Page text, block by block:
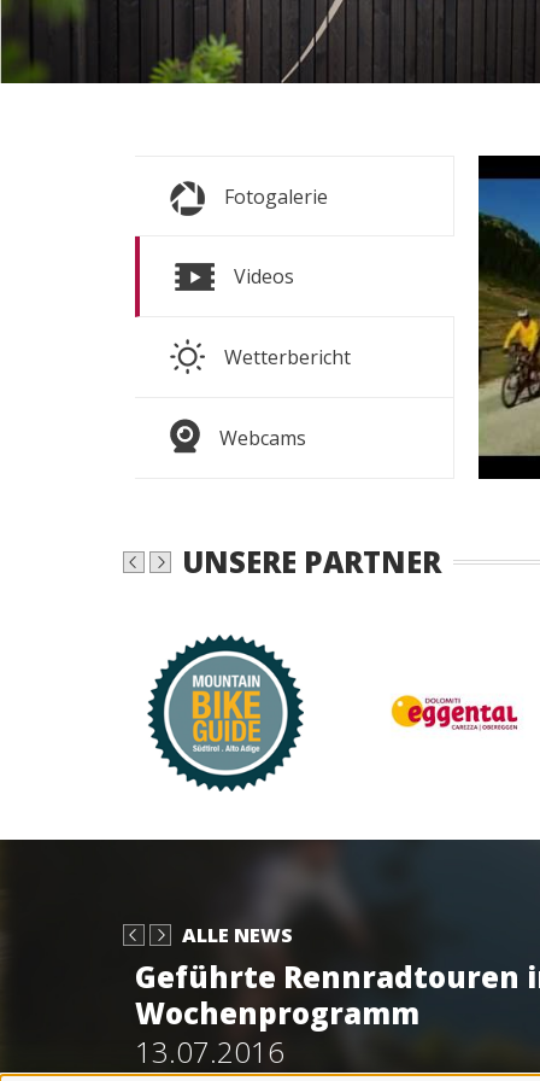
Fotogalerie
Videos
Wetterbericht
Webcams
ZUM
UNSERE PARTNER
ALLE NEWS
Geführte Rennradtouren
Wochenprogramm
13.07.2016